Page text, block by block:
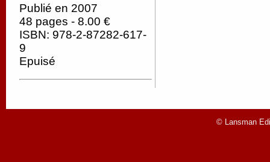
Publié en 2007
48 pages - 8.00 €
ISBN: 978-2-87282-617-
9
Epuisé
© Lansman